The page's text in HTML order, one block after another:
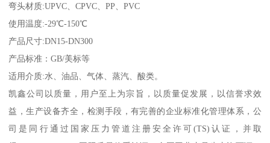
弯头材质:UPVC、CPVC、PP、PVC
使用温度:-29℃-150℃
产品尺寸:DN15-DN300
产品标准：GB/美标等
适用介质:水、油品、气体、蒸汽、酸类。
凯鑫公司以质量，用户至上为宗旨，以质量促发展，以信誉求效
益，生产设备齐全，检测手段，有完善的企业标准化管理体系，公
司是同行通过国家压力管道注册安全许可(TS)认证，并取